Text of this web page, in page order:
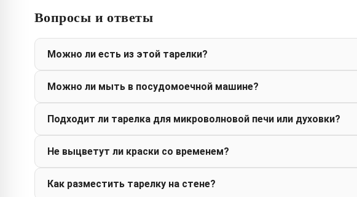
Вопросы и ответы
Можно ли есть из этой тарелки?
Можно ли мыть в посудомоечной машине?
Подходит ли тарелка для микроволновой печи или духовки?
Не выцветут ли краски со временем?
Как разместить тарелку на стене?